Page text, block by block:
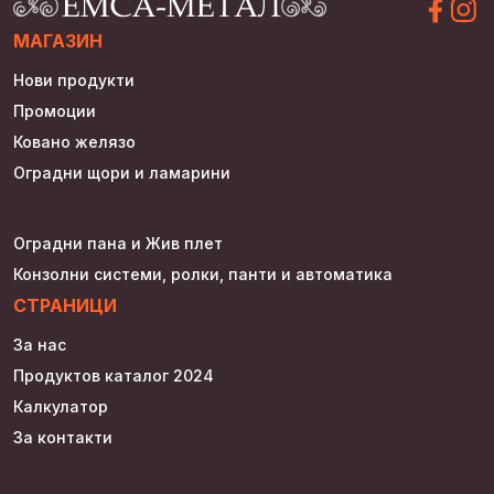
МАГАЗИН
Нови продукти
Промоции
Ковано желязо
Оградни щори и ламарини
Оградни пана и Жив плет
Конзолни системи, ролки, панти и автоматика
СТРАНИЦИ
За нас
Продуктов каталог 2024
Калкулатор
За контакти